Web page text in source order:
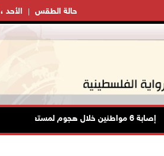
الأحد ، 09 آب ، 2026 حالة الطقس
إرهابيين في واد الرخيم